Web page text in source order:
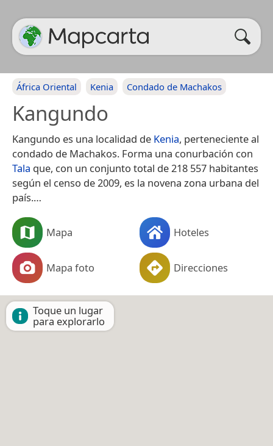
África Oriental Kenia Condado de Machakos
Kangundo
Kangundo es una localidad de Kenia, perteneciente al
condado de Machakos. Forma una conurbación con
Tala que, con un conjunto total de 218 557 habitantes
según el censo de 2009, es la novena zona urbana del
país.​…
Mapa Hoteles
Mapa foto Direcciones
Toque un lugar
para explorarlo